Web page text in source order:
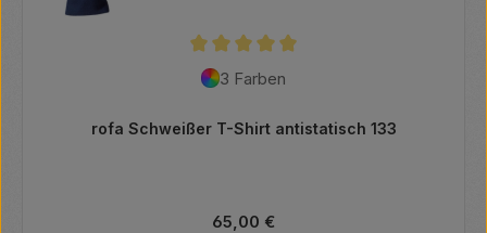
Durchschnittliche Bewertung von 5 von
3 Farben
rofa Schweißer T-Shirt antistatisch 133
Regulärer Preis:
65,00 €